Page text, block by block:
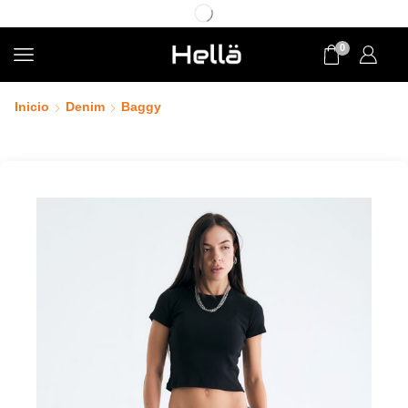
0
Inicio Denim Baggy